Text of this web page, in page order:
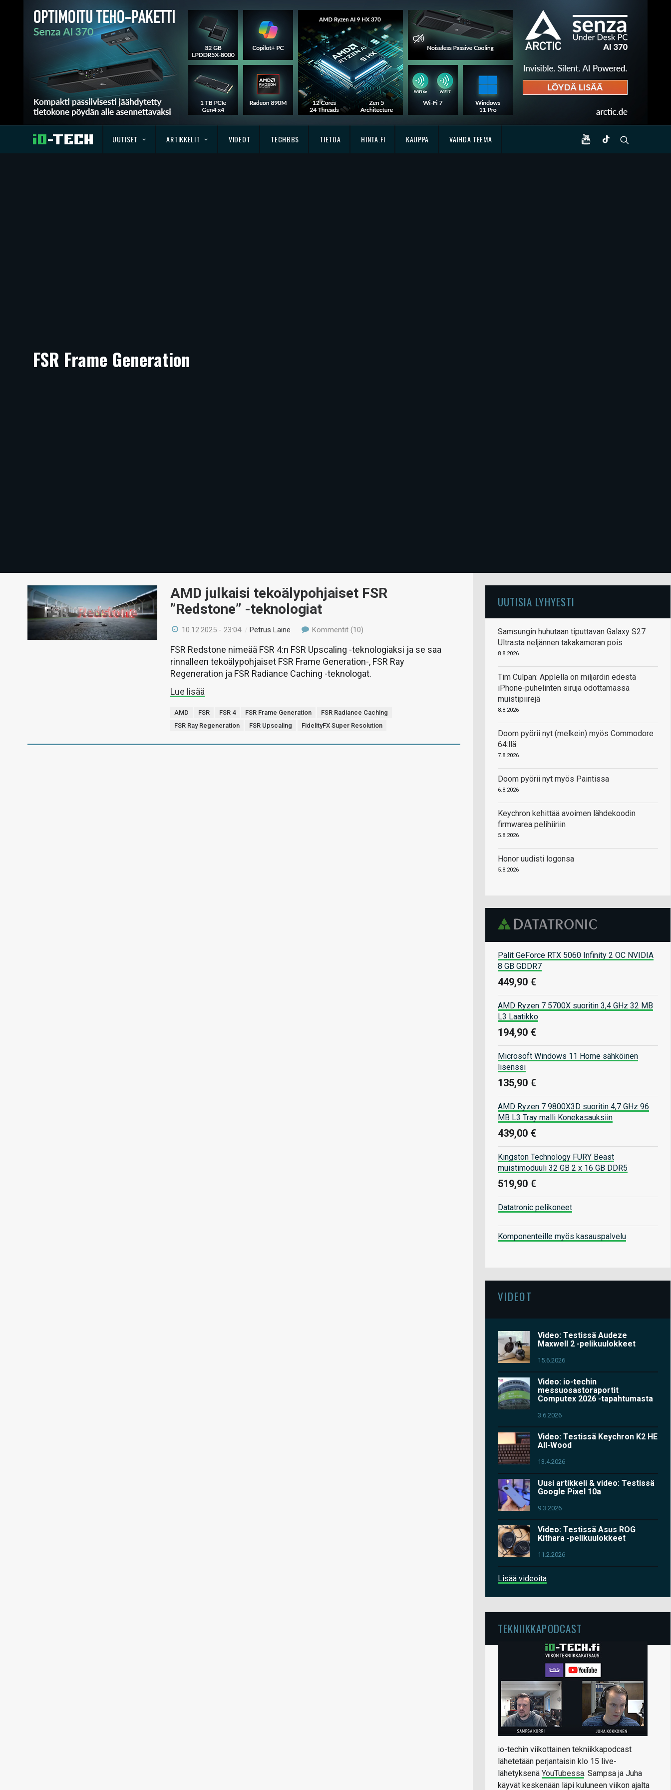
UUTISET ARTIKKELIT VIDEOT TECHBBS TIETOA HINTA.FI KAUPPA VAIHDA TEEMA
FSR Frame Generation
AMD julkaisi tekoälypohjaiset FSR
”Redstone” -teknologiat
10.12.2025 - 23:04 /Petrus Laine Kommentit (10)
FSR Redstone nimeää FSR 4:n FSR Upscaling -teknologiaksi ja se saa
rinnalleen tekoälypohjaiset FSR Frame Generation-, FSR Ray
Regeneration ja FSR Radiance Caching -teknologat.
Lue lisää
AMD FSR FSR 4 FSR Frame Generation
FSR Radiance Caching
FSR Ray Regeneration
FSR Upscaling FidelityFX Super Resolution
UUTISIA LYHYESTI
Samsungin huhutaan tiputtavan Galaxy S27
Ultrasta neljännen takakameran pois
8.8.2026
Tim Culpan: Applella on miljardin edestä
iPhone-puhelinten siruja odottamassa
muistipiirejä
8.8.2026
Doom pyörii nyt (melkein) myös Commodore
64:llä
7.8.2026
Doom pyörii nyt myös Paintissa
6.8.2026
Keychron kehittää avoimen lähdekoodin
firmwarea pelihiiriin
5.8.2026
Honor uudisti logonsa
5.8.2026
Palit GeForce RTX 5060 Infinity 2 OC NVIDIA
8 GB GDDR7
449,90 €
AMD Ryzen 7 5700X suoritin 3,4 GHz 32 MB
L3 Laatikko
194,90 €
Microsoft Windows 11 Home sähköinen
lisenssi
135,90 €
AMD Ryzen 7 9800X3D suoritin 4,7 GHz 96
MB L3 Tray malli Konekasauksiin
439,00 €
Kingston Technology FURY Beast
muistimoduuli 32 GB 2 x 16 GB DDR5
519,90 €
Datatronic pelikoneet
Komponenteille myös kasauspalvelu
VIDEOT
Video: Testissä Audeze
Maxwell 2 -pelikuulokkeet
15.6.2026
Video: io-techin
messuosastoraportit
Computex 2026 -tapahtumasta
3.6.2026
Video: Testissä Keychron K2 HE
All-Wood
13.4.2026
Uusi artikkeli & video: Testissä
Google Pixel 10a
9.3.2026
Video: Testissä Asus ROG
Kithara -pelikuulokkeet
11.2.2026
Lisää videoita
TEKNIIKKAPODCAST
io-techin viikottainen tekniikkapodcast
lähetetään perjantaisin klo 15 live-
lähetyksenä YouTubessa. Sampsa ja Juha
käyvät keskenään läpi kuluneen viikon ajalta